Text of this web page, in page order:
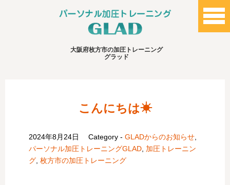
大阪府枚方市の加圧トレーニング
グラッド
こんにちは☀
2024年8月24日 Category -GLADからのお知らせ,
パーソナル加圧トレーニングGLAD, 加圧トレーニン
グ, 枚方市の加圧トレーニング